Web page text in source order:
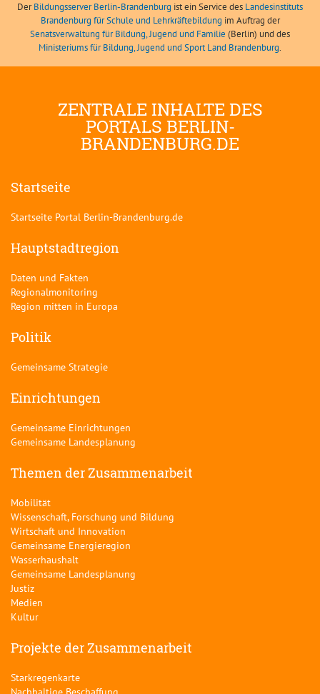
DerBildungsserver Berlin-Brandenburg ist ein Service des Landesinstituts
Brandenburg für Schule und Lehrkräftebildung im Auftrag der
Senatsverwaltung für Bildung, Jugend und Familie (Berlin) und des
Ministeriums für Bildung, Jugend und Sport Land Brandenburg.
ZENTRALE INHALTE DES
PORTALS BERLIN-
BRANDENBURG.DE
Startseite
Startseite Portal Berlin-Brandenburg.de
Hauptstadtregion
Daten und Fakten
Regionalmonitoring
Region mitten in Europa
Politik
Gemeinsame Strategie
Einrichtungen
Gemeinsame Einrichtungen
Gemeinsame Landesplanung
Themen der Zusammenarbeit
Mobilität
Wissenschaft, Forschung und Bildung
Wirtschaft und Innovation
Gemeinsame Energieregion
Wasserhaushalt
Gemeinsame Landesplanung
Justiz
Medien
Kultur
Projekte der Zusammenarbeit
Starkregenkarte